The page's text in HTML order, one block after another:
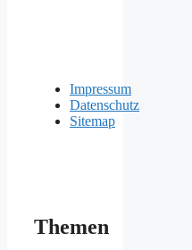
Impressum
Datenschutz
Sitemap
Themen